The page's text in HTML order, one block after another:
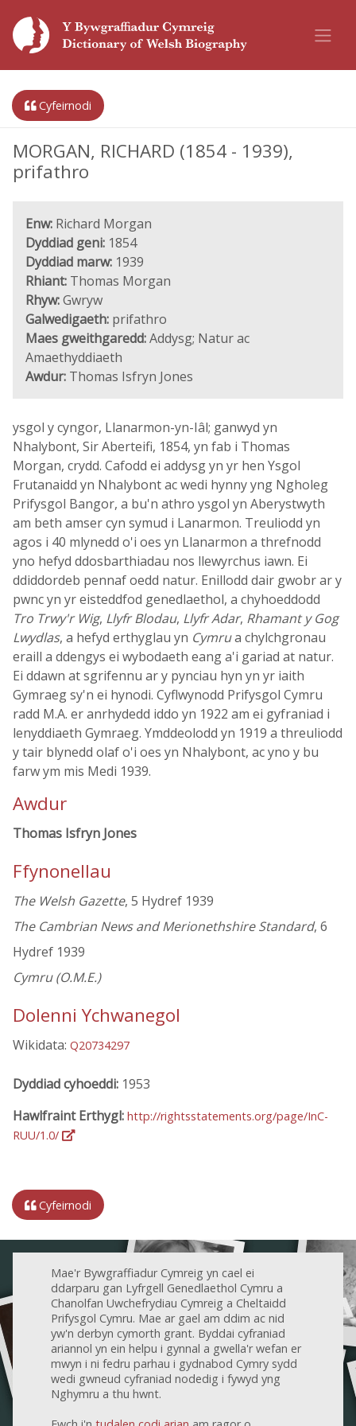
Cyfeirnodi
MORGAN, RICHARD (1854 - 1939),
prifathro
Enw: Richard Morgan
Dyddiad geni: 1854
Dyddiad marw: 1939
Rhiant: Thomas Morgan
Rhyw:Gwryw
Galwedigaeth: prifathro
Maes gweithgaredd:Addysg; Natur ac
Amaethyddiaeth
Awdur: Thomas Isfryn Jones
ysgol y cyngor, Llanarmon-yn-Iâl; ganwyd yn
Nhalybont, Sir Aberteifi, 1854, yn fab i Thomas
Morgan, crydd. Cafodd ei addysg yn yr hen Ysgol
Frutanaidd yn Nhalybont ac wedi hynny yng Ngholeg
Prifysgol Bangor, a bu'n athro ysgol yn Aberystwyth
am beth amser cyn symud i Lanarmon. Treuliodd yn
agos i 40 mlynedd o'i oes yn Llanarmon a threfnodd
yno hefyd ddosbarthiadau nos llewyrchus iawn. Ei
ddiddordeb pennaf oedd natur. Enillodd dair gwobr ar y
pwnc yn yr eisteddfod genedlaethol, a chyhoeddodd
Tro Trwy'r Wig, Llyfr Blodau, Llyfr Adar, Rhamant y Gog
Lwydlas, a hefyd erthyglau yn Cymrua chylchgronau
eraill a ddengys ei wybodaeth eang a'i gariad at natur.
Ei ddawn at sgrifennu ar y pynciau hyn yn yr iaith
Gymraeg sy'n ei hynodi. Cyflwynodd Prifysgol Cymru
radd M.A. er anrhydedd iddo yn 1922 am ei gyfraniad i
lenyddiaeth Gymraeg. Ymddeolodd yn 1919 a threuliodd
y tair blynedd olaf o'i oes yn Nhalybont, ac yno y bu
farw ym mis Medi 1939.
Awdur
Thomas Isfryn Jones
Ffynonellau
The Welsh Gazette, 5 Hydref 1939
The Cambrian News and Merionethshire Standard, 6
Hydref 1939
Cymru (O.M.E.)
Dolenni Ychwanegol
Wikidata: Q20734297
Dyddiad cyhoeddi: 1953
Hawlfraint Erthygl: http://rightsstatements.org/page/InC-
RUU/1.0/
Cyfeirnodi
Mae'r Bywgraffiadur Cymreig yn cael ei
ddarparu gan Lyfrgell Genedlaethol Cymru a
Chanolfan Uwchefrydiau Cymreig a Cheltaidd
Prifysgol Cymru. Mae ar gael am ddim ac nid
yw'n derbyn cymorth grant. Byddai cyfraniad
ariannol yn ein helpu i gynnal a gwella'r wefan er
mwyn i ni fedru parhau i gydnabod Cymry sydd
wedi gwneud cyfraniad nodedig i fywyd yng
Nghymru a thu hwnt.